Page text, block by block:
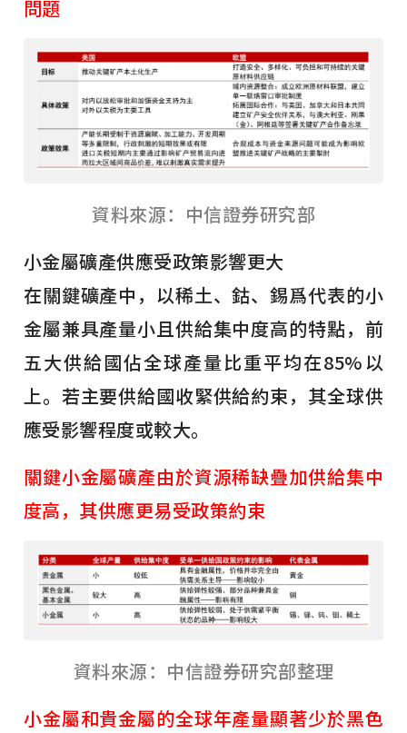
問題
資料來源：中信證券研究部
小金屬礦產供應受政策影響更大
在關鍵礦產中，以稀土、鈷、錫爲代表的小
金屬兼具產量小且供給集中度高的特點，前
五大供給國佔全球產量比重平均在85%以
上。若主要供給國收緊供給約束，其全球供
應受影響程度或較大。
關鍵小金屬礦產由於資源稀缺疊加供給集中
度高，其供應更易受政策約束
資料來源：中信證券研究部整理
小金屬和貴金屬的全球年產量顯著少於黑色